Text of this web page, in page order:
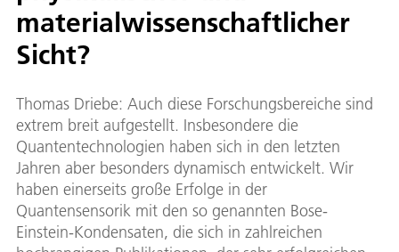
materialwissenschaftlicher
Sicht?
Thomas Driebe: Auch diese Forschungsbereiche sind
extrem breit aufgestellt. Insbesondere die
Quantentechnologien haben sich in den letzten
Jahren aber besonders dynamisch entwickelt. Wir
haben einerseits große Erfolge in der
Quantensensorik mit den so genannten Bose-
Einstein-Kondensaten, die sich in zahlreichen